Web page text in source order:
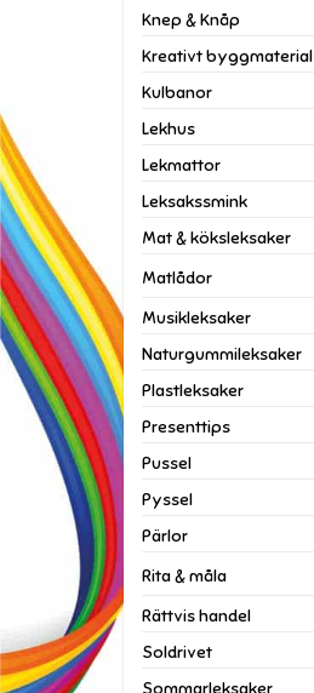
Knep & Knåp
Kreativt byggmaterial
Kulbanor
Lekhus
Lekmattor
Leksakssmink
Mat & köksleksaker
Matlådor
Musikleksaker
Naturgummileksaker
Plastleksaker
Presenttips
Pussel
Pyssel
Pärlor
Rita & måla
Rättvis handel
Soldrivet
Sommarleksaker